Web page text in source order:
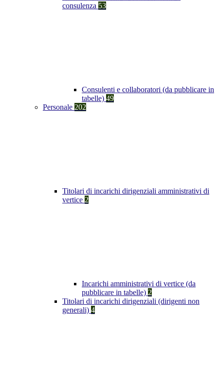
consulenza 53
Consulenti e collaboratori (da pubblicare in
tabelle) 49
Personale 202
Titolari di incarichi dirigenziali amministrativi di
vertice 2
Incarichi amministrativi di vertice (da
pubblicare in tabelle) 2
Titolari di incarichi dirigenziali (dirigenti non
generali) 4